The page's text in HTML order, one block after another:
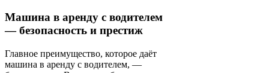
Машина в аренду с водителем
— безопасность и престиж
Главное преимущество, которое даёт
машина в аренду с водителем, —